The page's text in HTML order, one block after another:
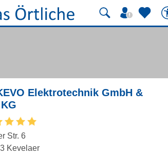
Elektrotechnik GmbH &
Str. 6
Kevelaer